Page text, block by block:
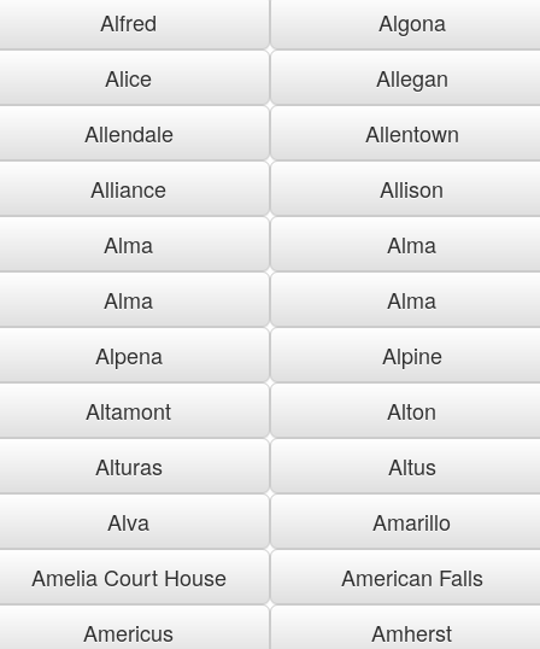
Alfred
Algona
Alice
Allegan
Allendale
Allentown
Alliance
Allison
Alma
Alma
Alma
Alma
Alpena
Alpine
Altamont
Alton
Alturas
Altus
Alva
Amarillo
Amelia Court House
American Falls
Americus
Amherst